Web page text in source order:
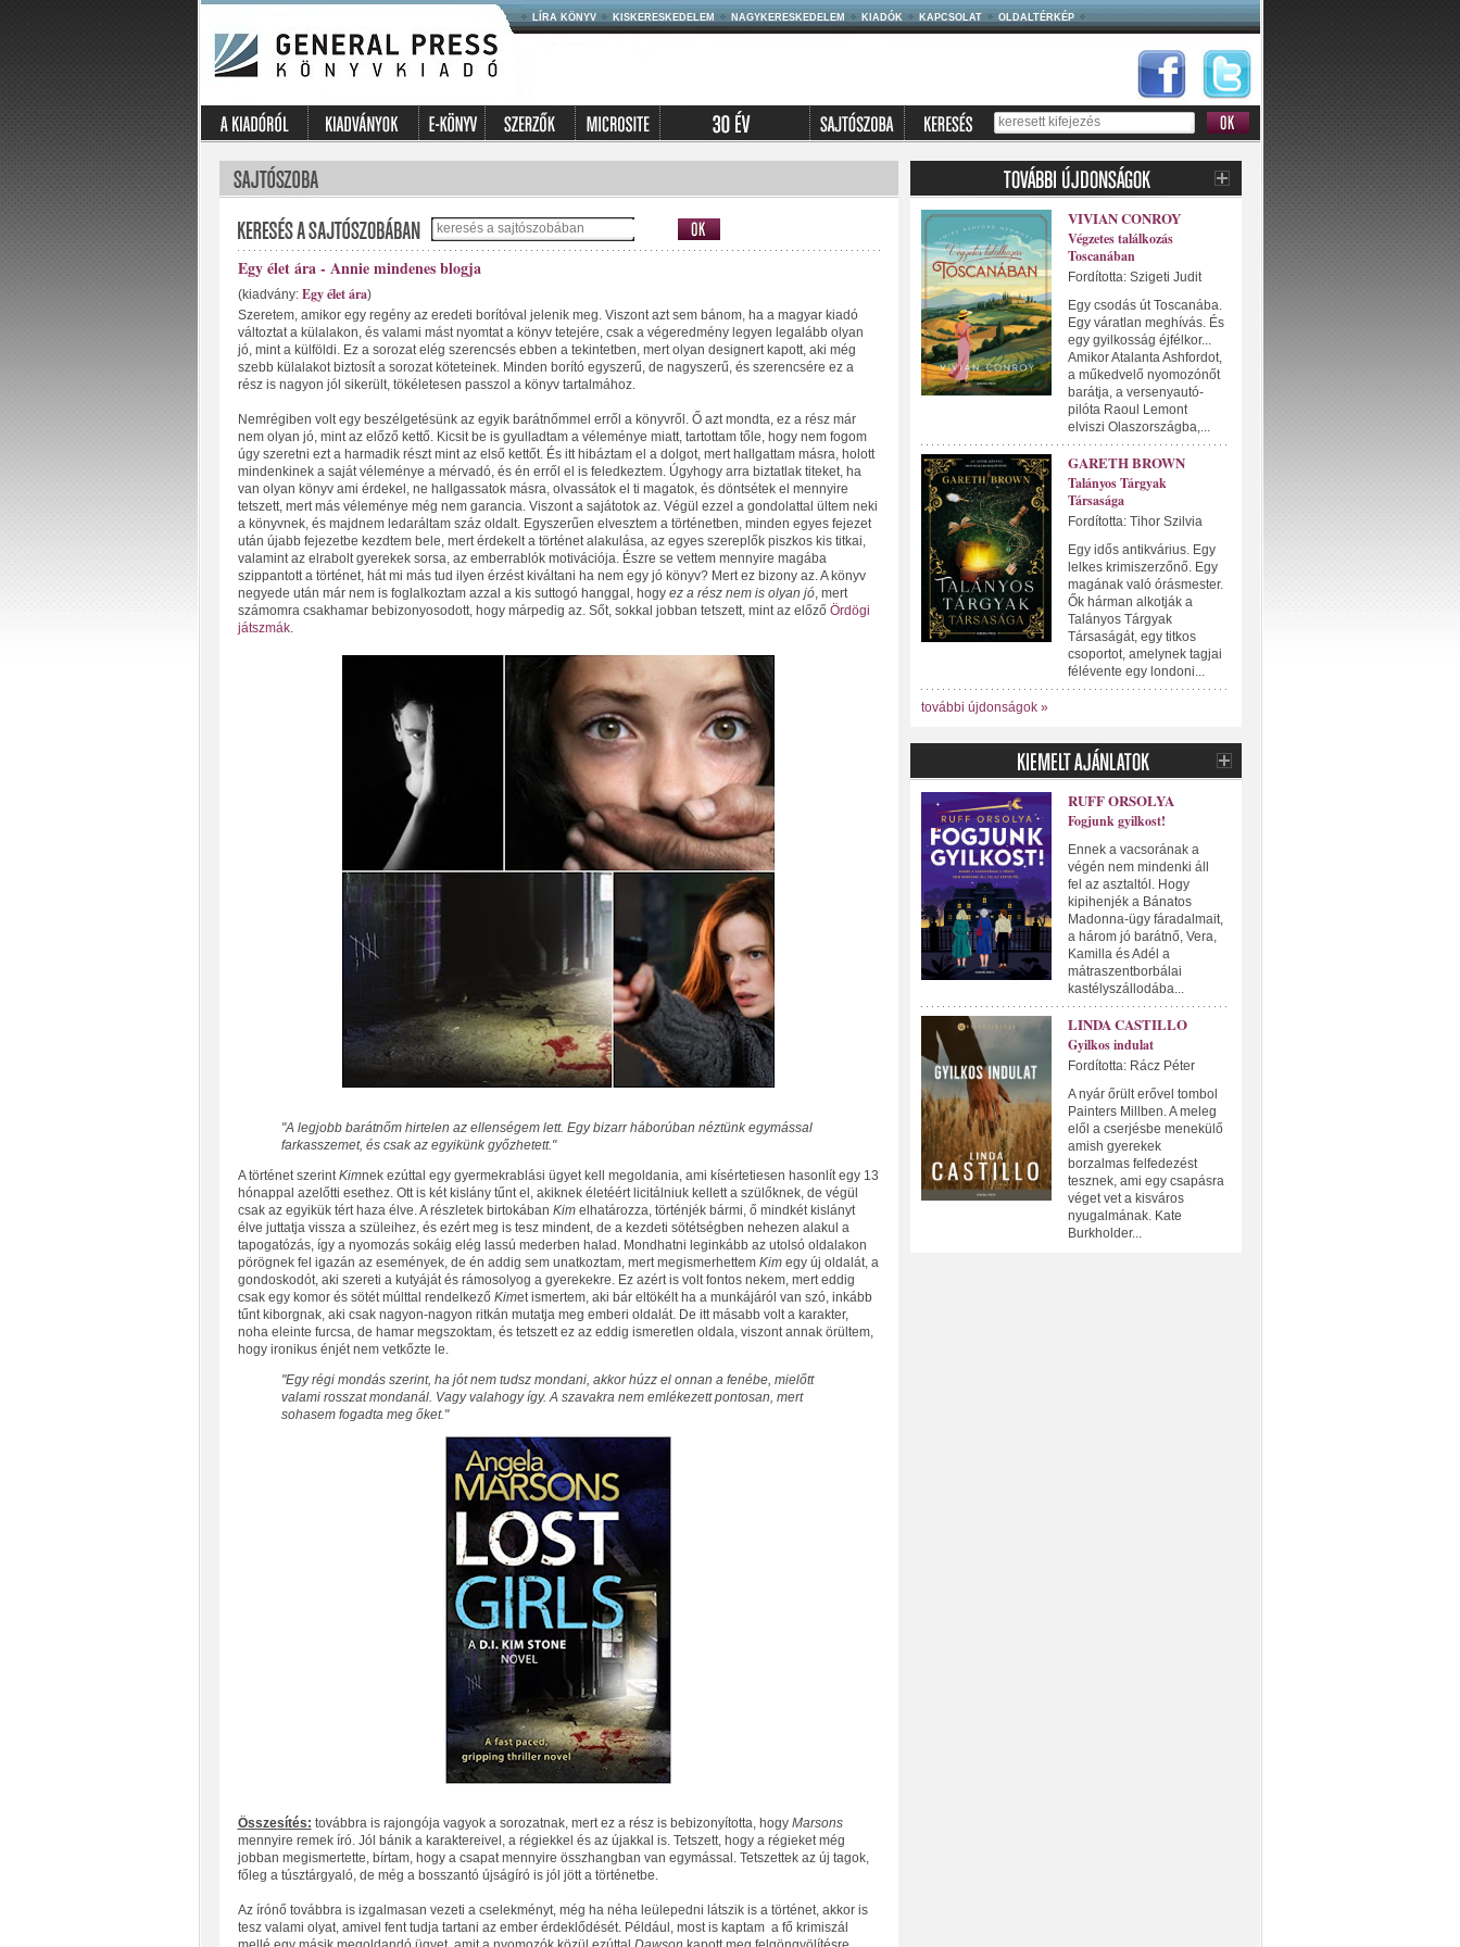
LÍRA KÖNYV KISKERESKEDELEM NAGYKERESKEDELEM KIADÓK KAPCSOLAT OLDALTÉRKÉP
Egy élet ára - Annie mindenes blogja
(kiadvány: Egy élet ára)
Szeretem, amikor egy regény az eredeti borítóval jelenik meg. Viszont azt sem bánom, ha a magyar kiadó
változtat a külalakon, és valami mást nyomtat a könyv tetejére, csak a végeredmény legyen legalább olyan
jó, mint a külföldi. Ez a sorozat elég szerencsés ebben a tekintetben, mert olyan designert kapott, aki még
szebb külalakot biztosít a sorozat köteteinek. Minden borító egyszerű, de nagyszerű, és szerencsére ez a
rész is nagyon jól sikerült, tökéletesen passzol a könyv tartalmához.
Nemrégiben volt egy beszélgetésünk az egyik barátnőmmel erről a könyvről. Ő azt mondta, ez a rész már
nem olyan jó, mint az előző kettő. Kicsit be is gyulladtam a véleménye miatt, tartottam tőle, hogy nem fogom
úgy szeretni ezt a harmadik részt mint az első kettőt. És itt hibáztam el a dolgot, mert hallgattam másra, holott
mindenkinek a saját véleménye a mérvadó, és én erről el is feledkeztem. Úgyhogy arra biztatlak titeket, ha
van olyan könyv ami érdekel, ne hallgassatok másra, olvassátok el ti magatok, és döntsétek el mennyire
tetszett, mert más véleménye még nem garancia. Viszont a sajátotok az. Végül ezzel a gondolattal ültem neki
a könyvnek, és majdnem ledaráltam száz oldalt. Egyszerűen elvesztem a történetben, minden egyes fejezet
után újabb fejezetbe kezdtem bele, mert érdekelt a történet alakulása, az egyes szereplők piszkos kis titkai,
valamint az elrabolt gyerekek sorsa, az emberrablók motivációja. Észre se vettem mennyire magába
szippantott a történet, hát mi más tud ilyen érzést kiváltani ha nem egy jó könyv? Mert ez bizony az. A könyv
negyede után már nem is foglalkoztam azzal a kis suttogó hanggal, hogy ez a rész nem is olyan jó, mert
számomra csakhamar bebizonyosodott, hogy márpedig az. Sőt, sokkal jobban tetszett, mint az előző Ördögi
játszmák.
"A legjobb barátnőm hirtelen az ellenségem lett. Egy bizarr háborúban néztünk egymással
farkasszemet, és csak az egyikünk győzhetett."
A történet szerintKimnek ezúttal egy gyermekrablási ügyet kell megoldania, ami kísértetiesen hasonlít egy 13
hónappal azelőtti esethez. Ott is két kislány tűnt el, akiknek életéért licitálniuk kellett a szülőknek, de végül
csak az egyikük tért haza élve. A részletek birtokában Kimelhatározza, történjék bármi, ő mindkét kislányt
élve juttatja vissza a szüleihez, és ezért meg is tesz mindent, de a kezdeti sötétségben nehezen alakul a
tapogatózás, így a nyomozás sokáig elég lassú mederben halad. Mondhatni leginkább az utolsó oldalakon
pörögnek fel igazán az események, de én addig sem unatkoztam, mert megismerhettem Kimegy új oldalát, a
gondoskodót, aki szereti a kutyáját és rámosolyog a gyerekekre. Ez azért is volt fontos nekem, mert eddig
csak egy komor és sötét múlttal rendelkező Kimet ismertem, aki bár eltökélt ha a munkájáról van szó, inkább
tűnt kiborgnak, aki csak nagyon-nagyon ritkán mutatja meg emberi oldalát. De itt másabb volt a karakter,
noha eleinte furcsa, de hamar megszoktam, és tetszett ez az eddig ismeretlen oldala, viszont annak örültem,
hogy ironikus énjét nem vetkőzte le.
"Egy régi mondás szerint, ha jót nem tudsz mondani, akkor húzz el onnan a fenébe, mielőtt
valami rosszat mondanál. Vagy valahogy így. A szavakra nem emlékezett pontosan, mert
sohasem fogadta meg őket."
Összesítés: továbbra is rajongója vagyok a sorozatnak, mert ez a rész is bebizonyította, hogy Marsons
mennyire remek író. Jól bánik a karaktereivel, a régiekkel és az újakkal is. Tetszett, hogy a régieket még
jobban megismertette, bírtam, hogy a csapat mennyire összhangban van egymással. Tetszettek az új tagok,
főleg a túsztárgyaló, de még a bosszantó újságíró is jól jött a történetbe.
Az írónő továbbra is izgalmasan vezeti a cselekményt, még ha néha leülepedni látszik is a történet, akkor is
tesz valami olyat, amivel fent tudja tartani az ember érdeklődését. Például, most is kaptam a fő krimiszál
VIVIAN CONROY
Végzetes találkozás
Toscanában
Fordította: Szigeti Judit
Egy csodás út Toscanába.
Egy váratlan meghívás. És
egy gyilkosság éjfélkor...
Amikor Atalanta Ashfordot,
a műkedvelő nyomozónőt
barátja, a versenyautó-
pilóta Raoul Lemont
elviszi Olaszországba,...
GARETH BROWN
Talányos Tárgyak
Társasága
Fordította: Tihor Szilvia
Egy idős antikvárius. Egy
lelkes krimiszerzőnő. Egy
magának való órásmester.
Ők hárman alkotják a
Talányos Tárgyak
Társaságát, egy titkos
csoportot, amelynek tagjai
félévente egy londoni...
további újdonságok »
RUFF ORSOLYA
Fogjunk gyilkost!
Ennek a vacsorának a
végén nem mindenki áll
fel az asztaltól. Hogy
kipihenjék a Bánatos
Madonna-ügy fáradalmait,
a három jó barátnő, Vera,
Kamilla és Adél a
mátraszentborbálai
kastélyszállodába...
LINDA CASTILLO
Gyilkos indulat
Fordította: Rácz Péter
A nyár őrült erővel tombol
Painters Millben. A meleg
elől a cserjésbe menekülő
amish gyerekek
borzalmas felfedezést
tesznek, ami egy csapásra
véget vet a kisváros
nyugalmának. Kate
Burkholder...